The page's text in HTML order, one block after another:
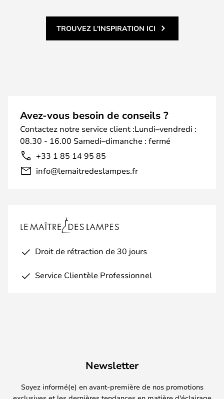
TROUVEZ L'INSPIRATION ICI
Avez-vous besoin de conseils ?
Contactez notre service client :Lundi–vendredi :
08.30 - 16.00 Samedi–dimanche : fermé
+33 1 85 14 95 85
info@lemaitredeslampes.fr
Droit de rétraction de 30 jours
Service Clientèle Professionnel
Newsletter
Soyez informé(e) en avant-première de nos promotions